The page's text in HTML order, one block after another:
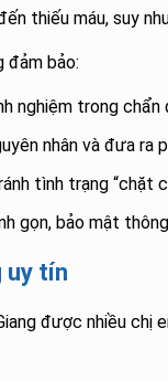
thiếu máu, suy
đảm bảo:
nghiệm trong chẩn
nhân và đưa ra
tình trạng “chặt
gọn, bảo mật
uy tín
được nhiều chị